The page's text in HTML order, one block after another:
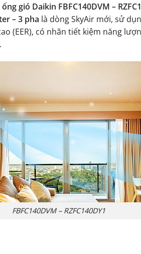
gió Daikin FBFC140DVM –
– 3 pha là dòng SkyAir mới, sử
(EER), có nhãn tiết kiệm năng
FBFC140DVM – RZFC140DY1